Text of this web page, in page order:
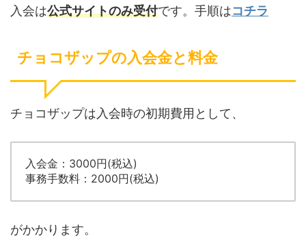
入会は公式サイトのみ受付です。手順はコチラ
チョコザップの入会金と料金
チョコザップは入会時の初期費用として、
入会金：3000円(税込)
事務手数料：2000円(税込)
がかかります。